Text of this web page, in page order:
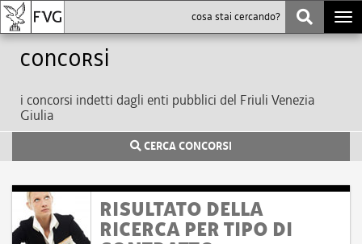
Concorsi
i concorsi indetti dagli enti pubblici del Friuli Venezia
Giulia
CERCA CONCORSI
RISULTATO DELLA
RICERCA PER TIPO DI